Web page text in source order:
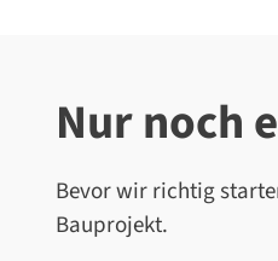
Nur noch
Bevor wir richtig
Bauprojekt.